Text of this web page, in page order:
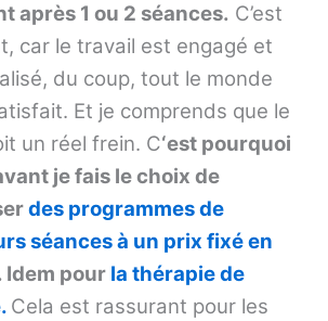
après 1 ou 2 séances. C’est
car le travail est engagé et
du coup, tout le monde
Et je comprends que le
un réel frein. C‘est pourquoi
je fais le choix de
des programmes de
séances à un prix fixé en
Idem pour la thérapie de
Cela est rassurant pour les